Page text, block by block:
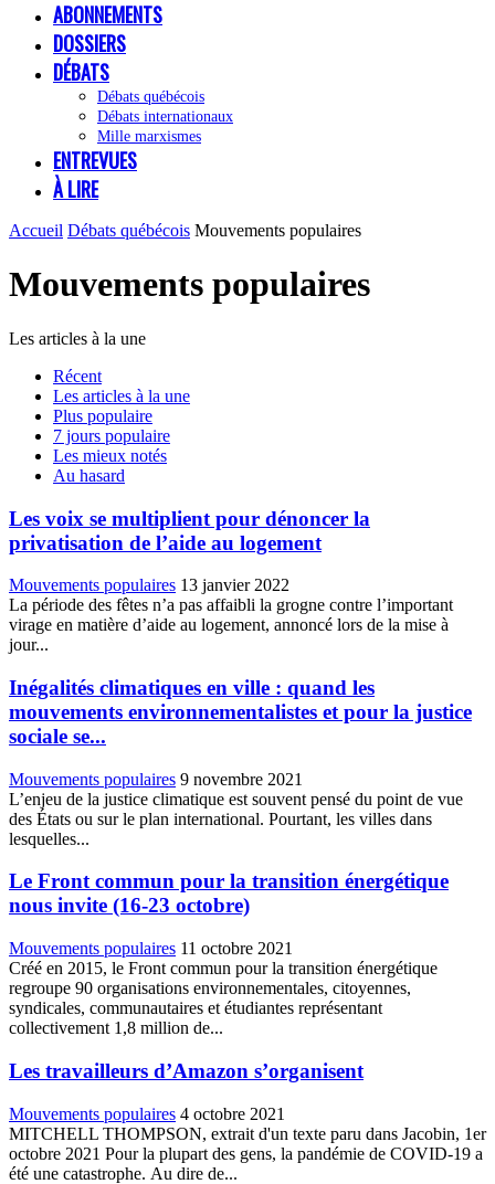
ABONNEMENTS
DOSSIERS
DÉBATS
Débats québécois
Débats internationaux
Mille marxismes
ENTREVUES
À LIRE
Accueil Débats québécois Mouvements populaires
Mouvements populaires
Les articles à la une
Récent
Les articles à la une
Plus populaire
7 jours populaire
Les mieux notés
Au hasard
Les voix se multiplient pour dénoncer la
privatisation de l’aide au logement
Mouvements populaires 13 janvier 2022
La période des fêtes n’a pas affaibli la grogne contre l’important
virage en matière d’aide au logement, annoncé lors de la mise à
jour...
Inégalités climatiques en ville : quand les
mouvements environnementalistes et pour la justice
sociale se...
Mouvements populaires 9 novembre 2021
L’enjeu de la justice climatique est souvent pensé du point de vue
des États ou sur le plan international. Pourtant, les villes dans
lesquelles...
Le Front commun pour la transition énergétique
nous invite (16-23 octobre)
Mouvements populaires 11 octobre 2021
Créé en 2015, le Front commun pour la transition énergétique
regroupe 90 organisations environnementales, citoyennes,
syndicales, communautaires et étudiantes représentant
collectivement 1,8 million de...
Les travailleurs d’Amazon s’organisent
Mouvements populaires 4 octobre 2021
MITCHELL THOMPSON, extrait d'un texte paru dans Jacobin, 1er
octobre 2021 Pour la plupart des gens, la pandémie de COVID-19 a
été une catastrophe. Au dire de...